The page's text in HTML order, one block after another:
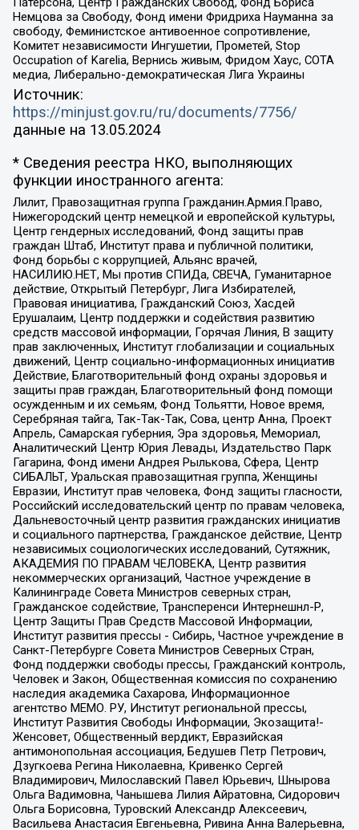
Немцова за Свободу, Фонд имени Фридриха Науманна за
свободу, Феминистское антивоенное сопротивление,
Комитет независимости Ингушетии, Прометей, Stop
Occupation of Karelia, Вернись живым, Фридом Хаус, СОТА
медиа, Либерально-демократическая Лига Украины
Источник:
https://minjust.gov.ru/ru/documents/7756/
данные на 13.05.2024
* Сведения реестра НКО, выполняющих
функции иностранного агента:
Лилит, Правозащитная группа Гражданин.Армия.Право,
Нижегородский центр немецкой и европейской культуры,
Центр гендерных исследований, Фонд защиты прав
граждан Штаб, Институт права и публичной политики,
Фонд борьбы с коррупцией, Альянс врачей,
НАСИЛИЮ.НЕТ, Мы против СПИДа, СВЕЧА, Гуманитарное
действие, Открытый Петербург, Лига Избирателей,
Правовая инициатива, Гражданский Союз, Хасдей
Ерушалаим, Центр поддержки и содействия развитию
средств массовой информации, Горячая Линия, В защиту
прав заключенных, Институт глобализации и социальных
движений, Центр социально-информационных инициатив
Действие, Благотворительный фонд охраны здоровья и
защиты прав граждан, Благотворительный фонд помощи
осужденным и их семьям, Фонд Тольятти, Новое время,
Серебряная тайга, Так-Так-Так, Сова, центр Анна, Проект
Апрель, Самарская губерния, Эра здоровья, Мемориал,
Аналитический Центр Юрия Левады, Издательство Парк
Гагарина, Фонд имени Андрея Рылькова, Сфера, Центр
СИБАЛЬТ, Уральская правозащитная группа, Женщины
Евразии, Институт прав человека, Фонд защиты гласности,
Российский исследовательский центр по правам человека,
Дальневосточный центр развития гражданских инициатив
и социального партнерства, Гражданское действие, Центр
независимых социологических исследований, Сутяжник,
АКАДЕМИЯ ПО ПРАВАМ ЧЕЛОВЕКА, Центр развития
некоммерческих организаций, Частное учреждение в
Калининграде Совета Министров северных стран,
Гражданское содействие, Трансперенси Интернешнл-Р,
Центр Защиты Прав Средств Массовой Информации,
Институт развития прессы - Сибирь, Частное учреждение в
Санкт-Петербурге Совета Министров Северных Стран,
Фонд поддержки свободы прессы, Гражданский контроль,
Человек и Закон, Общественная комиссия по сохранению
наследия академика Сахарова, Информационное
агентство МЕМО. РУ, Институт региональной прессы,
Институт Развития Свободы Информации, Экозащита!-
Женсовет, Общественный вердикт, Евразийская
антимонопольная ассоциация, Бедушев Петр Петрович,
Дзугкоева Регина Николаевна, Кривенко Сергей
Владимирович, Милославский Павел Юрьевич, Шнырова
Ольга Вадимовна, Чанышева Лилия Айратовна, Сидорович
Ольга Борисовна, Туровский Александр Алексеевич,
Васильева Анастасия Евгеньевна, Ривина Анна Валерьевна,